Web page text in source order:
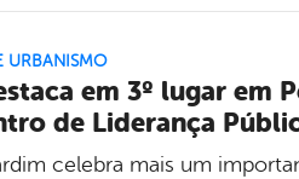
URBANISMO
em 3º lugar em
de Liderança
celebra mais um